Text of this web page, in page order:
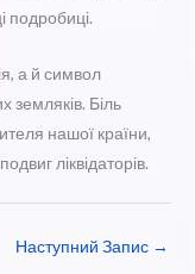
подробиці.
а й символ
земляків. Біль
нашої країни,
ліквідаторів.
Наступний Запис →